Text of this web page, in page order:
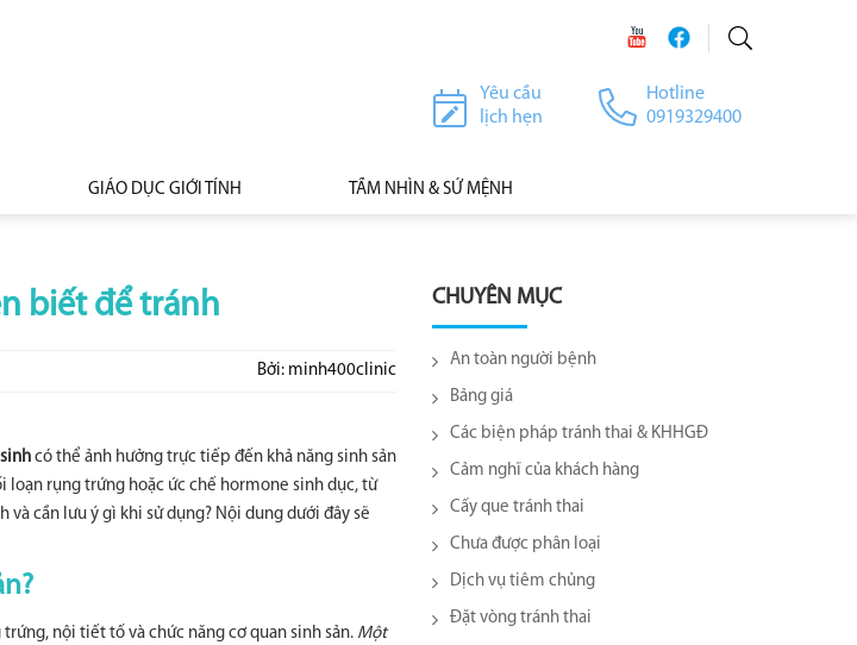
Hotline
0919329400
Yêu cầu
lịch hẹn
GIÁO DỤC GIỚI TÍNH TẦM NHÌN & SỨ MỆNH
biết để tránh
Bởi: minh400clinic
có thể ảnh hưởng trực tiếp đến khả năng sinh sản
rụng trứng hoặc ức chế hormone sinh dục, từ
và cần lưu ý gì khi sử dụng? Nội dung dưới đây sẽ
nội tiết tố và chức năng cơ quan sinh sản. Một
CHUYÊN MỤC
An toàn người bệnh
Bảng giá
Các biện pháp tránh thai & KHHGĐ
Cảm nghĩ của khách hàng
Cấy que tránh thai
Chưa được phân loại
Dịch vụ tiêm chủng
Đặt vòng tránh thai